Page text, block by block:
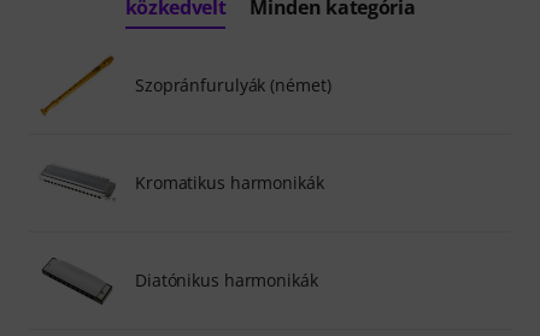
közkedvelt Minden kategória
Szopránfurulyák (német)
Kromatikus harmonikák
Diatónikus harmonikák